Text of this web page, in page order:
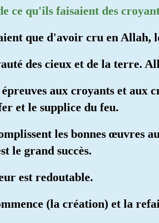
ce qu'ils faisaient des
que d'avoir cru en Allah,
des cieux et de la terre.
aux croyants et aux
et le supplice du feu.
les bonnes œuvres
le grand succès.
est redoutable.
(la création) et la